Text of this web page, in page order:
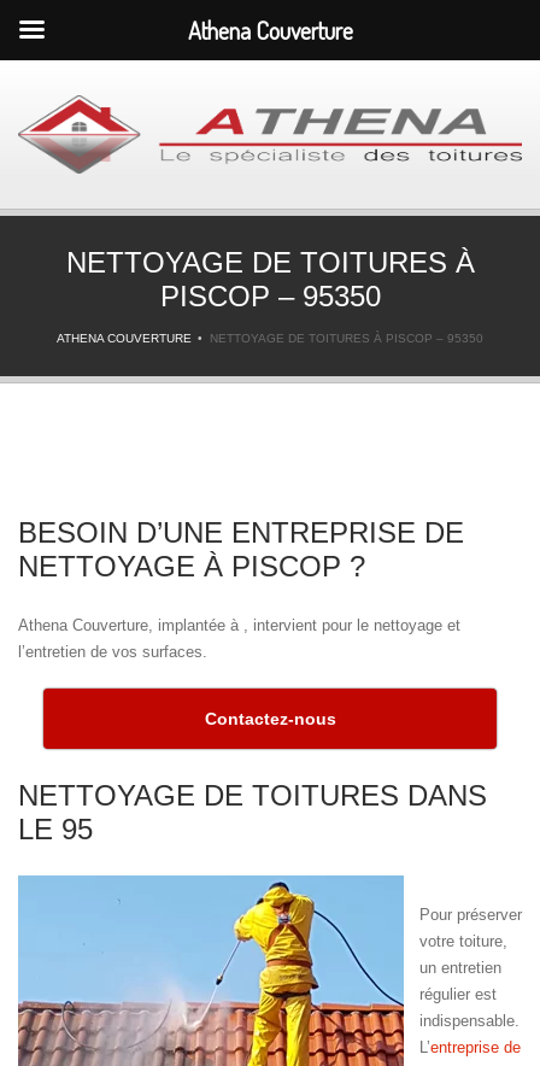
NETTOYAGE DE TOITURES À
PISCOP – 95350
ATHENA COUVERTURE NETTOYAGE DE TOITURES À PISCOP – 95350
BESOIN D’UNE ENTREPRISE DE
NETTOYAGE À PISCOP ?
Athena Couverture, implantée à , intervient pour le nettoyage et
l’entretien de vos surfaces.
Contactez-nous
NETTOYAGE DE TOITURES DANS
LE 95
Pour préserver
votre toiture,
un entretien
régulier est
indispensable.
L’entreprise de
Athena Couverture